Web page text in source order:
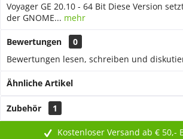
Voyager GE 20.10 - 64 Bit Diese Version
der GNOME... mehr
Bewertungen
0
Bewertungen lesen, schreiben und
Ähnliche Artikel
Zubehör 1
Kostenloser Versand ab € 50,-